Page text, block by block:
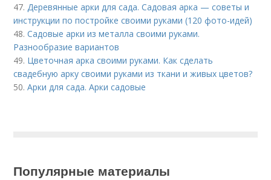
47. Деревянные арки для сада. Садовая арка — советы и
инструкции по постройке своими руками (120 фото-идей)
48.Садовые арки из металла своими руками.
Разнообразие вариантов
49. Цветочная арка своими руками. Как сделать
свадебную арку своими руками из ткани и живых цветов?
50.Арки для сада. Арки садовые
Популярные материалы